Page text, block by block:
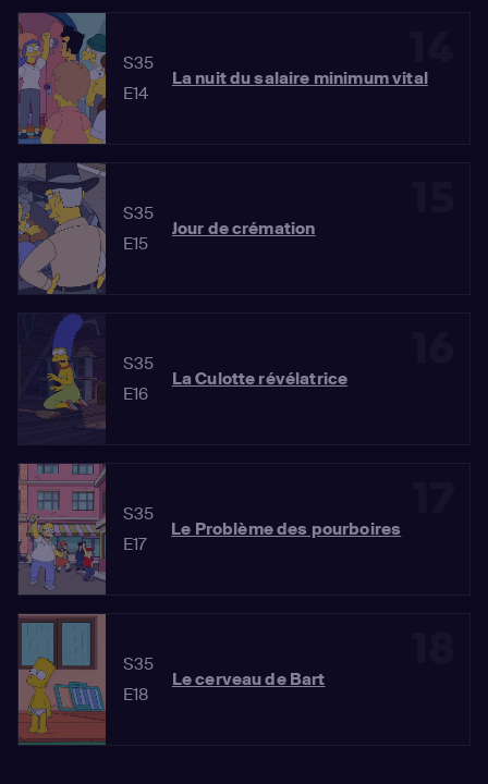
S35
E14
La nuit du salaire minimum vital
S35
E15
Jour de crémation
S35
E16
La Culotte révélatrice
S35
E17
Le Problème des pourboires
S35
E18
Le cerveau de Bart